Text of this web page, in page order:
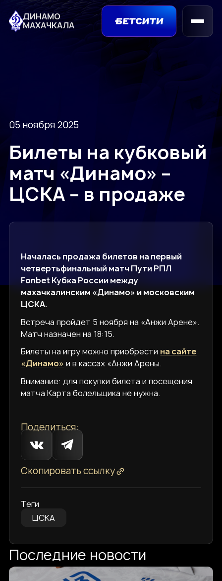
ДИНАМО
МАХАЧКАЛА
05 ноября 2025
Билеты на кубковый
матч «Динамо» –
ЦСКА – в продаже
Началась продажа билетов на первый
четвертьфинальный матч Пути РПЛ
Fonbet Кубка России между
махачкалинским «Динамо» и московским
ЦСКА.
Встреча пройдет 5 ноября на «Анжи Арене».
Матч назначен на 18:15.
Билеты на игру можно приобрести на сайте
«Динамо» и в кассах «Анжи Арены.
Внимание: для покупки билета и посещения
матча Карта болельщика не нужна.
Поделиться:
Скопировать ссылку
Теги
ЦСКА
Последние новости